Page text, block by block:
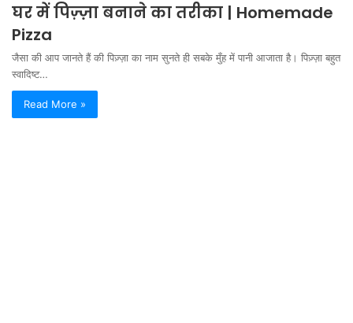
घर में पिज़्ज़ा बनाने का तरीका | Homemade
Pizza
जैसा की आप जानते हैं की पिज़्ज़ा का नाम सुनते ही सबके मुँह में पानी आजाता है। पिज़्ज़ा बहुत
स्वादिष्ट…
Read More »